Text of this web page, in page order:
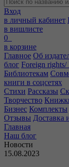
Вход
в личный кабинет
в вишлисте
0
в корзине
Главное Об
блог Foreign
Библиотекам
книги в соцсетях
Стихи Рассказы
Творчество
Бизнес Комплекты
Отзывы Доставка
Главная
Наш блог
Новости
15.08.2023